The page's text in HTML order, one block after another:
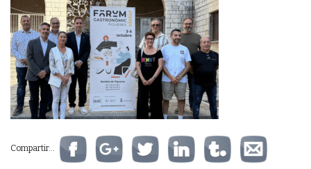
Compartir...